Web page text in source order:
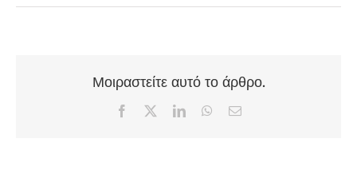
Μοιραστείτε αυτό το άρθρο.
Facebook LinkedInWhatsApp
Email